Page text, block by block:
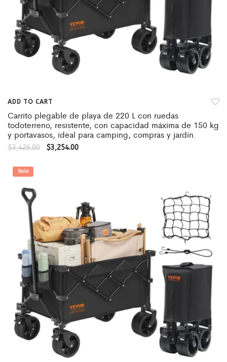
ADD TO CART
Carrito plegable de playa de 220 L con ruedas
todoterreno, resistente, con capacidad máxima de 150 kg
y portavasos, ideal para camping, compras y jardín.
$3,426.00 $3,254.00
Sale